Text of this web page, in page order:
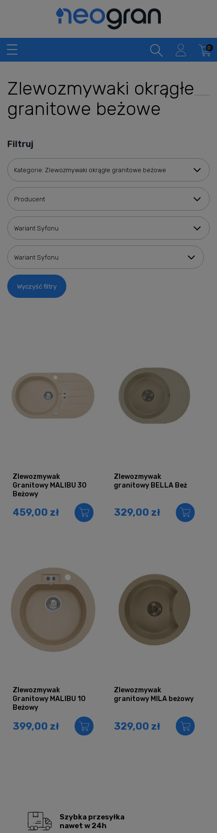
Zlewozmywaki okrągłe
granitowe beżowe
Filtruj
Kategorie: Zlewozmywaki okrągłe granitowe beżowe
Producent
Wariant Syfonu
Wariant Syfonu
Wyczyść filtry
Zlewozmywak
Granitowy MALIBU 30
Beżowy
459,00 zł
Zlewozmywak
granitowy BELLA Beż
329,00 zł
Zlewozmywak
Granitowy MALIBU 10
Beżowy
399,00 zł
Zlewozmywak
granitowy MILA beżowy
329,00 zł
Szybka przesyłka
nawet w 24h